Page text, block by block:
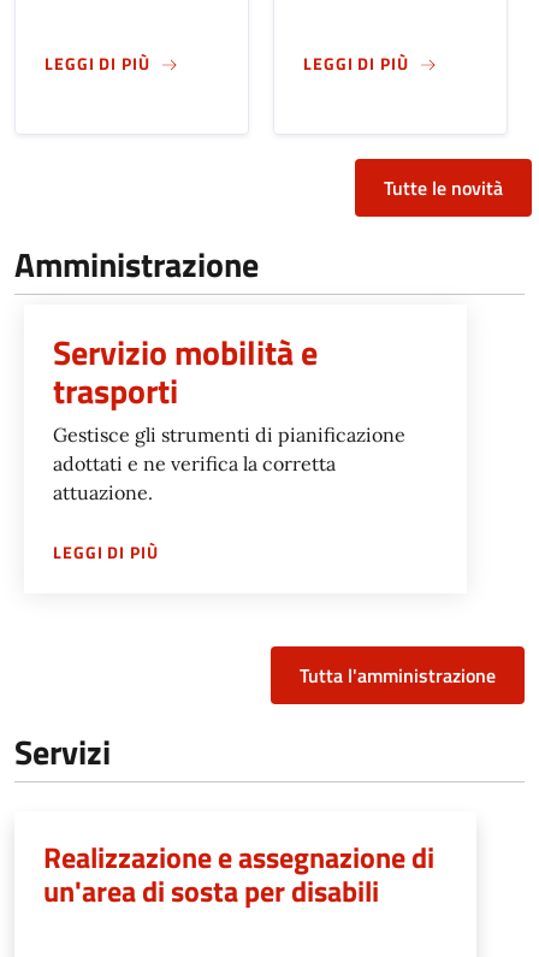
LEGGI DI PIÙSULONGUELO, RIAPRE IL PARCHEGGIO BPER
LEGGI DI PIÙSU
Tutte le novità
Amministrazione
Servizio mobilità e
trasporti
Gestisce gli strumenti di pianificazione
adottati e ne verifica la corretta
attuazione.
LEGGI DI PIÙSU
Tutta l'amministrazione
Servizi
Realizzazione e assegnazione di
un'area di sosta per disabili